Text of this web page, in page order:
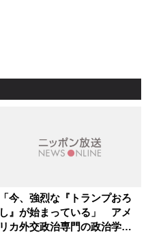
「今、強烈な『トランプおろ
し』が始まっている」 アメ
リカ外交政治専門の政治学者